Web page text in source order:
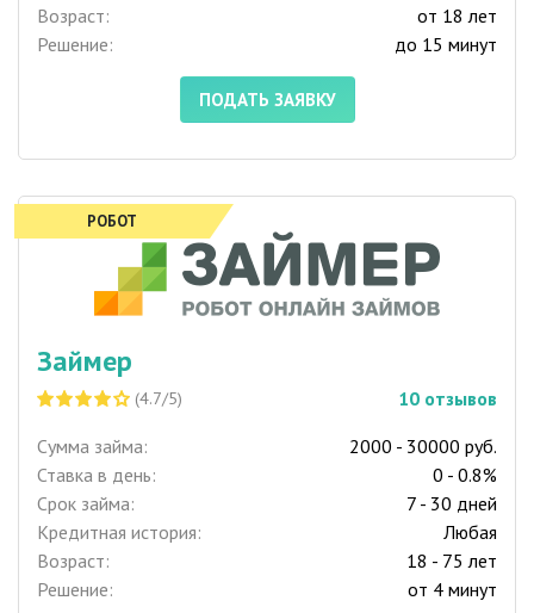
Возраст:
от 18 лет
Решение:
до 15 минут
ПОДАТЬ ЗАЯВКУ
РОБОТ
Займер
(4.7/5) 10 отзывов
Сумма займа:
2000 - 30000 руб.
Ставка в день:
0 - 0.8%
Срок займа:
7 - 30 дней
Кредитная история:
Любая
Возраст:
18 - 75 лет
Решение:
от 4 минут